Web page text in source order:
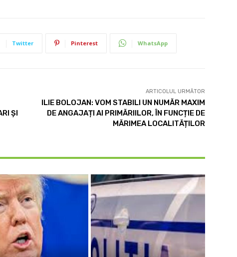
Twitter Pinterest WhatsApp
ȘI
ARTICOLUL URMĂTOR
ILIE BOLOJAN: VOM STABILI UN NUMĂR MAXIM
DE ANGAJAȚI AI PRIMĂRIILOR, ÎN FUNCȚIE DE
MĂRIMEA LOCALITĂȚILOR